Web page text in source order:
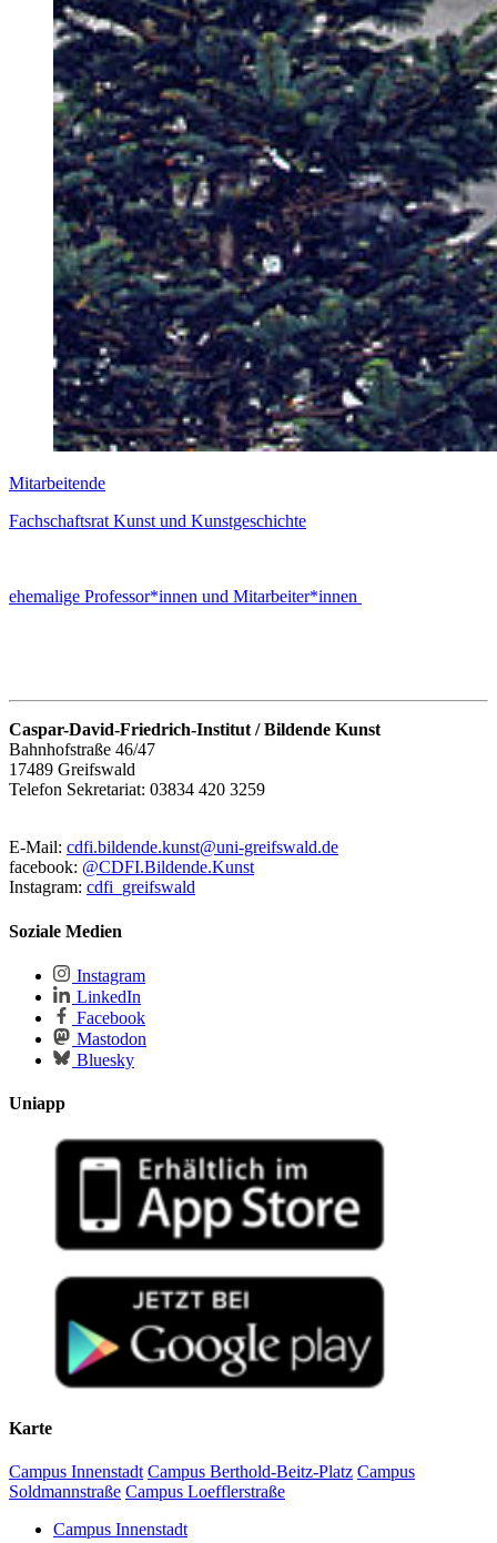
Mitarbeitende
Fachschaftsrat Kunst und Kunstgeschichte
ehemalige Professor*innen und Mitarbeiter*innen
Caspar-David-Friedrich-Institut / Bildende Kunst
Bahnhofstraße 46/47
17489 Greifswald
Telefon Sekretariat: 03834 420 3259
E-Mail: cdfi.bildende.kunst@uni-greifswald.de
facebook: @CDFI.Bildende.Kunst
Instagram: cdfi_greifswald
Soziale Medien
Instagram
LinkedIn
Facebook
Mastodon
Bluesky
Uniapp
Karte
Campus Innenstadt Campus Berthold-Beitz-Platz Campus
Soldmannstraße Campus Loefflerstraße
Campus Innenstadt